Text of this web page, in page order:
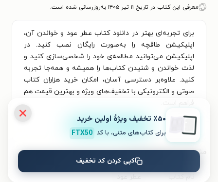
معرفی این کتاب در تاریخ ۱۱ تیر ۱۴۰۵ به‌روزرسانی شده است.
برای تجربه‌ای بهتر در دانلود کتاب عطر عود و خواندن آن،
اپلیکیشن طاقچه را به‌صورت رایگان نصب کنید. در
اپلیکیشن می‌توانید مطالعه‌ی خود را شخصی‌سازی کنید و
لذت خواندن و شنیدن کتاب‌ها را همیشه و همه‌جا تجربه
کنید. علاوه‌بر دسترسی آسان، امکان خرید هزاران کتاب
صوتی و الکترونیکی با تخفیف‌های ویژه و بهترین قیمت هم
فراهم است.
نصب
مشخصات کتاب الکترونیکی
نام کتاب عطر عود
٪۵۰ تخفیف ویژۀ اولین خرید
برای کتاب‌های متنی، با کد FTX50
کپی کردن کد تخفیف